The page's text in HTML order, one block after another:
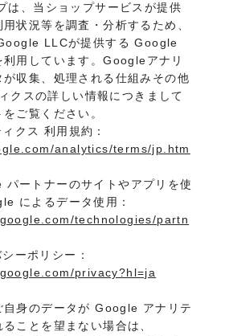
は、当ショップサービスが提供
状況等を調査・分析するため、
LLCが提供する Google
利用しています。Googleアナリ
が収集、処理される仕組みその他
クスの詳しい情報につきまして
ご覧ください。
クス 利用規約：
analytics/terms/jp.htm
ートナーのサイトやアプリを使
によるデータ使用：
technologies/partn
ーポリシー：
privacy?hl=ja
自身のデータが Google アナリテ
ことを望まない場合は、